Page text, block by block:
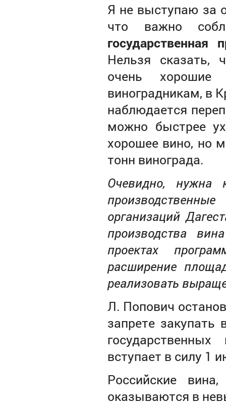
Я не выступаю за
что важно
государственная
Нельзя сказать,
очень
виноградникам, в
наблюдается
можно быстрее
хорошее вино, но
тонн винограда.
Очевидно, нужна
организаций
производства
проектах
расширение
реализовать
Л. Попович
запрете закупать
вступает в силу 1
Российские
оказываются в